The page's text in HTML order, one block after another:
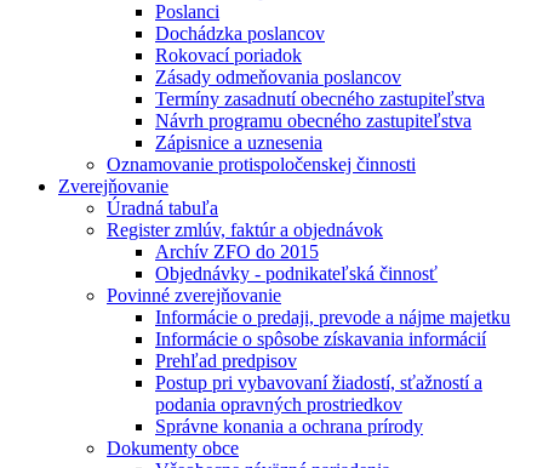
Poslanci
Dochádzka poslancov
Rokovací poriadok
Zásady odmeňovania poslancov
Termíny zasadnutí obecného zastupiteľstva
Návrh programu obecného zastupiteľstva
Zápisnice a uznesenia
Oznamovanie protispoločenskej činnosti
Zverejňovanie
Úradná tabuľa
Register zmlúv, faktúr a objednávok
Archív ZFO do 2015
Objednávky - podnikateľská činnosť
Povinné zverejňovanie
Informácie o predaji, prevode a nájme majetku
Informácie o spôsobe získavania informácií
Prehľad predpisov
Postup pri vybavovaní žiadostí, sťažností a
podania opravných prostriedkov
Správne konania a ochrana prírody
Dokumenty obce